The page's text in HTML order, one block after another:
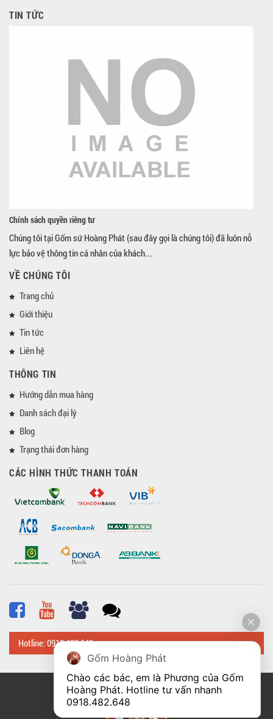
TIN TỨC
Chính sách quyền riêng tư
Chúng tôi tại Gốm sứ Hoàng Phát (sau đây gọi là chúng tôi) đã luôn nỗ
lực bảo vệ thông tin cá nhân của khách...
VỀ CHÚNG TÔI
Trang chủ
Giới thiệu
Tin tức
Liên hệ
THÔNG TIN
Hướng dẫn mua hàng
Danh sách đại lý
Blog
Trạng thái đơn hàng
CÁC HÌNH THỨC THANH TOÁN
Hotline: 0918 482 648
© Bản quyền thuộc vềHoangphatbattrang.vn
Gốm Hoàng Phát
Chào các bác, em là Phương của Gốm
0918.482.648